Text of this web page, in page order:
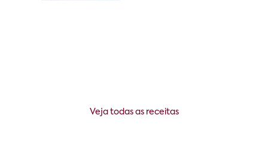
Veja todas as receitas